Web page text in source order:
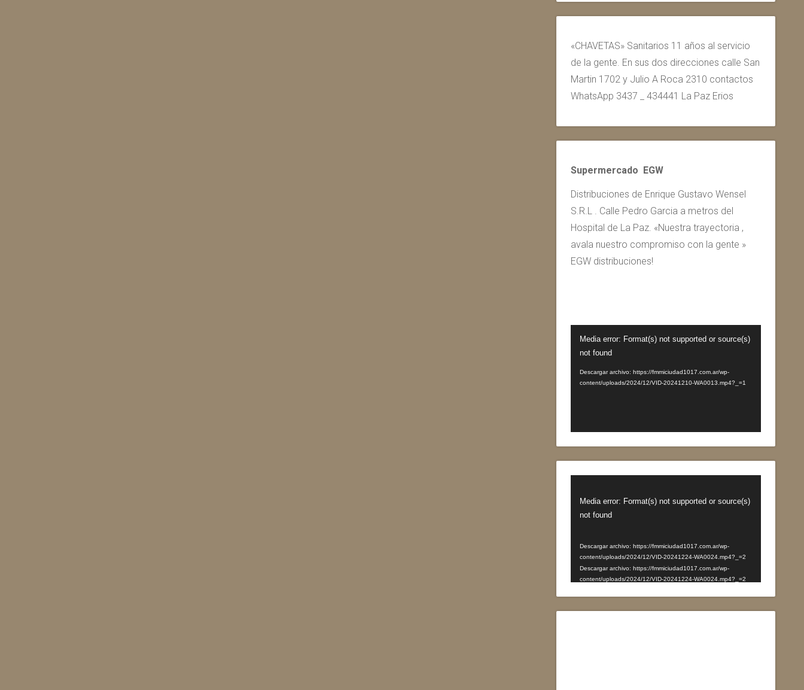
«CHAVETAS» Sanitarios 11 años al servicio
de la gente. En sus dos direcciones calle San
Martin 1702 y Julio A Roca 2310 contactos
WhatsApp 3437 _ 434441 La Paz Erios
Supermercado EGW
Distribuciones de Enrique Gustavo Wensel
S.R.L . Calle Pedro Garcia a metros del
Hospital de La Paz. «Nuestra trayectoria ,
avala nuestro compromiso con la gente »
EGW distribuciones!
de
Media error: Format(s) not supported or source(s)
not found
Descargar archivo: https://fmmiciudad1017.com.ar/wp-
content/uploads/2024/12/VID-20241210-WA0013.mp4?_=1
de
vídeo
Media error: Format(s) not supported or source(s)
not found
Descargar archivo: https://fmmiciudad1017.com.ar/wp-
content/uploads/2024/12/VID-20241224-WA0024.mp4?_=2
Descargar archivo: https://fmmiciudad1017.com.ar/wp-
content/uploads/2024/12/VID-20241224-WA0024.mp4?_=2